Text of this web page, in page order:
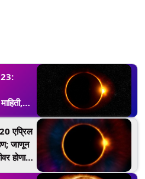
एप्रिल
जाणून